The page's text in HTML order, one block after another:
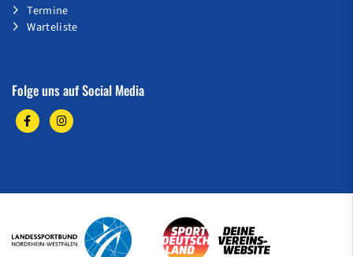
Termine
Warteliste
Folge uns auf Social Media